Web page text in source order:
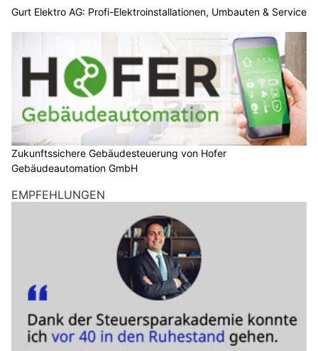
Gurt Elektro AG: Profi-Elektroinstallationen, Umbauten & Service
Zukunftssichere Gebäudesteuerung von Hofer
Gebäudeautomation GmbH
EMPFEHLUNGEN